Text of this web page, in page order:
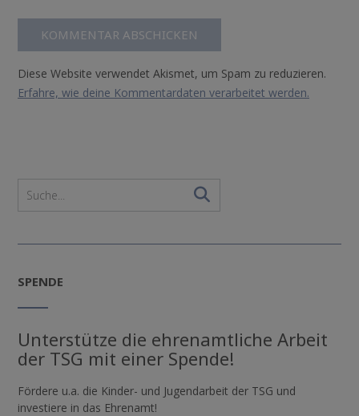
Diese Website verwendet Akismet, um Spam zu reduzieren.
Erfahre, wie deine Kommentardaten verarbeitet werden.
SPENDE
Unterstütze die ehrenamtliche Arbeit
der TSG mit einer Spende!
Fördere u.a. die Kinder- und Jugendarbeit der TSG und
investiere in das Ehrenamt!